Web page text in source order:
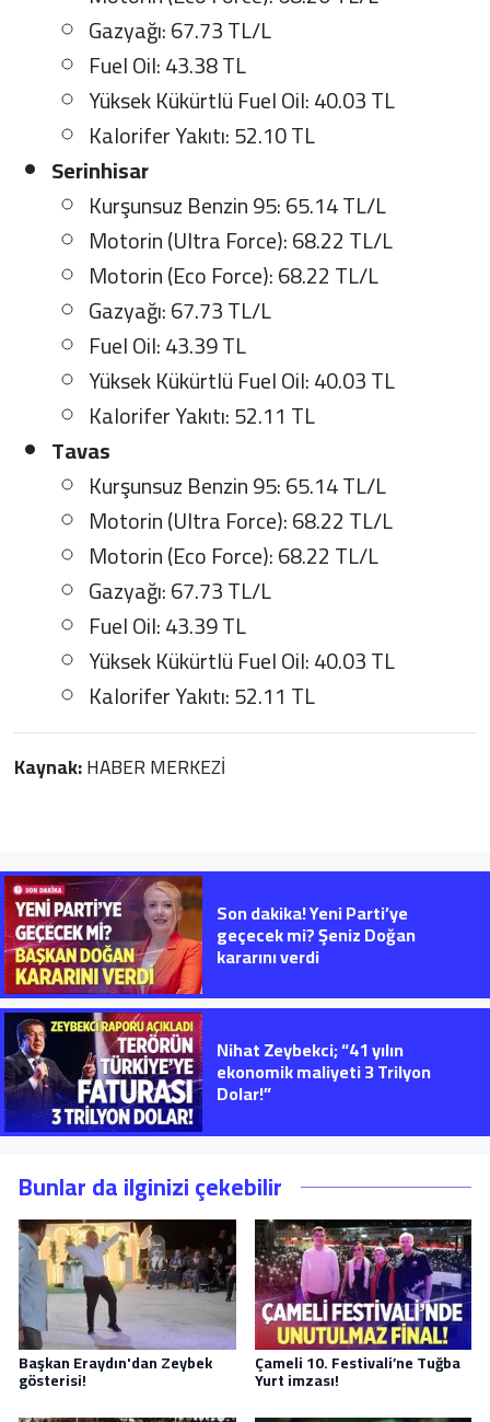
Gazyağı: 67.73 TL/L
Fuel Oil: 43.38 TL
Yüksek Kükürtlü Fuel Oil: 40.03 TL
Kalorifer Yakıtı: 52.10 TL
Serinhisar
Kurşunsuz Benzin 95: 65.14 TL/L
Motorin (Ultra Force): 68.22 TL/L
Motorin (Eco Force): 68.22 TL/L
Gazyağı: 67.73 TL/L
Fuel Oil: 43.39 TL
Yüksek Kükürtlü Fuel Oil: 40.03 TL
Kalorifer Yakıtı: 52.11 TL
Tavas
Kurşunsuz Benzin 95: 65.14 TL/L
Motorin (Ultra Force): 68.22 TL/L
Motorin (Eco Force): 68.22 TL/L
Gazyağı: 67.73 TL/L
Fuel Oil: 43.39 TL
Yüksek Kükürtlü Fuel Oil: 40.03 TL
Kalorifer Yakıtı: 52.11 TL
Kaynak:HABER MERKEZİ
Son dakika! Yeni Parti’ye
geçecek mi? Şeniz Doğan
kararını verdi
Nihat Zeybekci; “41 yılın
ekonomik maliyeti 3 Trilyon
Dolar!”
Bunlar da ilginizi çekebilir
Başkan Eraydın'dan Zeybek
gösterisi!
Çameli 10. Festivali’ne Tuğba
Yurt imzası!